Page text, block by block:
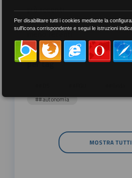
più recenti
meno recenti
per tag
##autonomia
MOSTRA TUTTI
Per disabilitare tutti i cookies mediante la
sull'icona corrispondente e segui le istruzioni